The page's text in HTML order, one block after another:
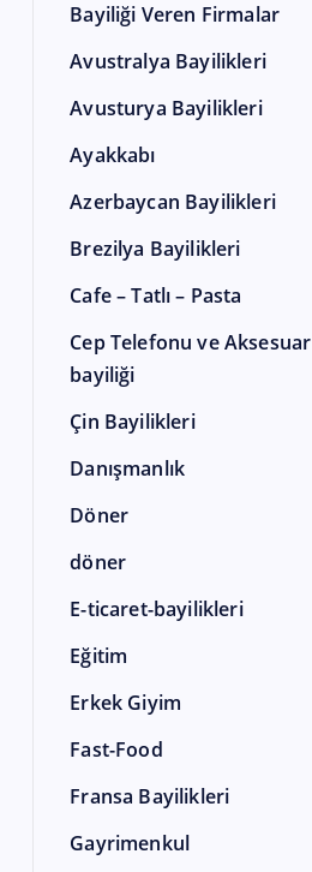
Bayiliği Veren Firmalar
Avustralya Bayilikleri
Avusturya Bayilikleri
Ayakkabı
Azerbaycan Bayilikleri
Brezilya Bayilikleri
Cafe – Tatlı – Pasta
Cep Telefonu ve Aksesuar
bayiliği
Çin Bayilikleri
Danışmanlık
Döner
döner
E-ticaret-bayilikleri
Eğitim
Erkek Giyim
Fast-Food
Fransa Bayilikleri
Gayrimenkul